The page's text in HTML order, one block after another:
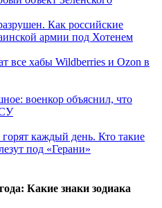
Как российские
армии под Хотенем
все хабы Wildberries и Ozon в
военкор объяснил, что
каждый день. Кто такие
под «Герани»
Какие знаки зодиака